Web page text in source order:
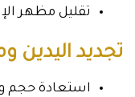
تقليل مظهر
تجديد اليدين
استعادة حجم